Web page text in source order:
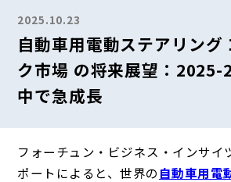
2025.10.23
自動車用電動ステアリング
ク市場 の将来展望：2025-
中で急成長
フォーチュン・ビジネス・インサイ
ポートによると、世界の 自動車用電